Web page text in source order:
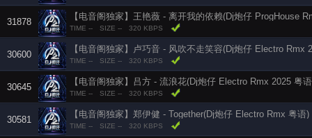
31878
【电音阁独家】王艳薇 - 离开我的依赖(Dj炮仔 ProgHouse
TIME -- SIZE -- 320 KBPS
30600
【电音阁独家】卢巧音 - 风吹不走笑容(Dj炮仔 Electro Rmx
TIME -- SIZE -- 320 KBPS
30645
【电音阁独家】吕方 - 流浪花(Dj炮仔 Electro Rmx 2025 粤
TIME -- SIZE -- 320 KBPS
30581
【电音阁独家】郑伊健 - Together(Dj炮仔 Electro Rmx 粤语)
TIME -- SIZE -- 320 KBPS